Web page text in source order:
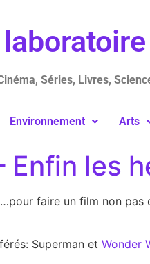
Séries, Livres,
Environnement Arts
Enfin les
faire un film non
Superman et Wonder